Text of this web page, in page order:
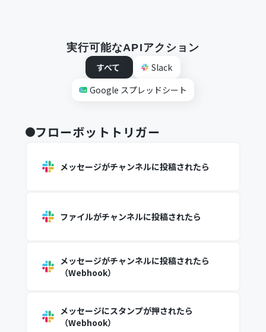
実行可能なAPIアクション
すべて
Slack
Google スプレッドシート
フローボットトリガー
メッセージがチャンネルに投稿されたら
ファイルがチャンネルに投稿されたら
メッセージがチャンネルに投稿されたら
（Webhook）
メッセージにスタンプが押されたら
（Webhook）